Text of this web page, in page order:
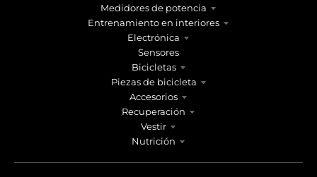
Medidores de potencia
Entrenamiento en interiores
Electrónica
Sensores
Bicicletas
Piezas de bicicleta
Accesorios
Recuperación
Vestir
Nutrición